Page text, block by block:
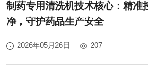
制药专用清洗机技术核心：精准
净，守护药品生产安全
2026年05月26日 207